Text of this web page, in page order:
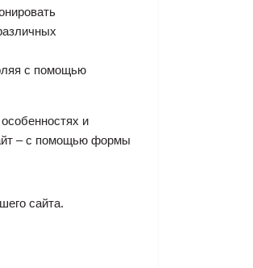
с помощью
и
– с помощью формы
сайта.